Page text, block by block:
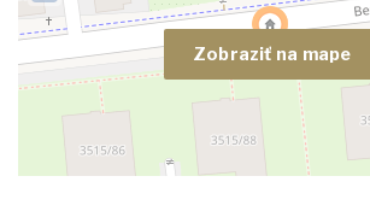
Zobraziť na mape